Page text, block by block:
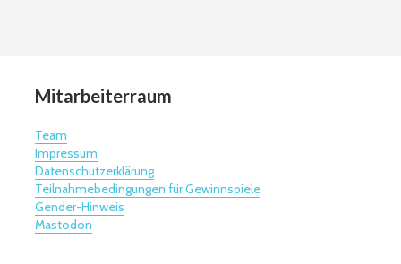
Mitarbeiterraum
Team
Impressum
Datenschutzerklärung
Teilnahmebedingungen für Gewinnspiele
Gender-Hinweis
Mastodon